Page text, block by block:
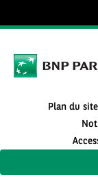
Plan du site